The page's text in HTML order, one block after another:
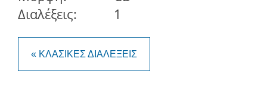
Διαλέξεις:
1
« ΚΛΑΣΙΚΕΣ ΔΙΑΛΕΞΕΙΣ